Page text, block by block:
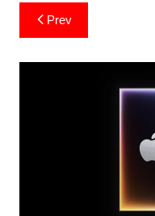
Post
navigation
Prev